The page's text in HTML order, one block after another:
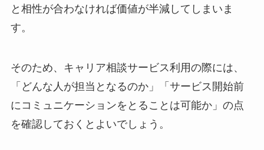
と相性が合わなければ価値が半減してしまいま
す。
そのため、キャリア相談サービス利用の際には、
「どんな人が担当となるのか」「サービス開始前
にコミュニケーションをとることは可能か」の点
を確認しておくとよいでしょう。